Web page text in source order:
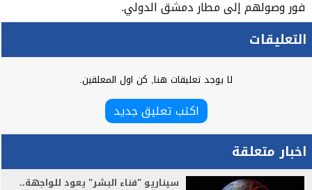
فور وصولهم إلى مطار دمشق الدولي.
التعليقات
لا يوجد تعليقات هنا, كن اول المعلقين.
اكتب تعليق جديد
اخبار متعلقة
سيناريو "فناء البشر" يعود للواجهة..